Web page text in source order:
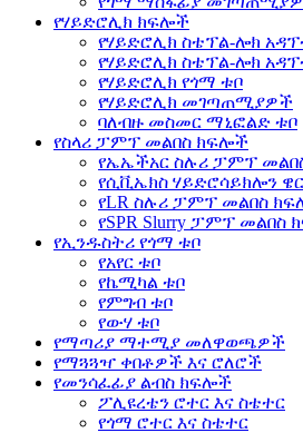
የሃይድሮሊክ ክፍሎች
የሃይድሮሊክ ስቴፕል-ሎክ
የሃይድሮሊክ ስቴፕል-ሎክ
የሃይድሮሊክ የጎማ ቱቦ
የሃይድሮሊክ መገጣጠሚያዎች
ባለብዙ መስመር ማኒፎልድ ቱቦ
የስላሪ ፓምፕ መልበስ ክፍሎች
የኤኤችአር ስሉሪ ፓምፕ
የሲቪኤክስ ሃይድሮሳይክሎን
የLR ስሉሪ ፓምፕ መልበስ
የSPR Slurry ፓምፕ መልበስ
የኢንዱስትሪ የጎማ ቱቦ
የአየር ቱቦ
የኬሚካል ቱቦ
የምግብ ቱቦ
የውሃ ቱቦ
የማጣሪያ ማተሚያ መለዋወጫዎች
የማጓጓዣ ቀበቶዎች እና ሮለሮች
የመንሳፈፊያ ልብስ ክፍሎች
ፖሊዩረቴን ሮተር እና ስቴተር
የጎማ ሮተር እና ስቴተር